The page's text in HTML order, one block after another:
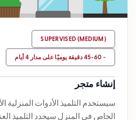
SUPERVISED (MEDIUM)
~ 45-60 دقيقة يوميًا على مدار 4 أيام
إنشاء متجر
سيستخدم التلميذ الأدوات المنزلية
الخاص في المنزل سيحدد التلميذ